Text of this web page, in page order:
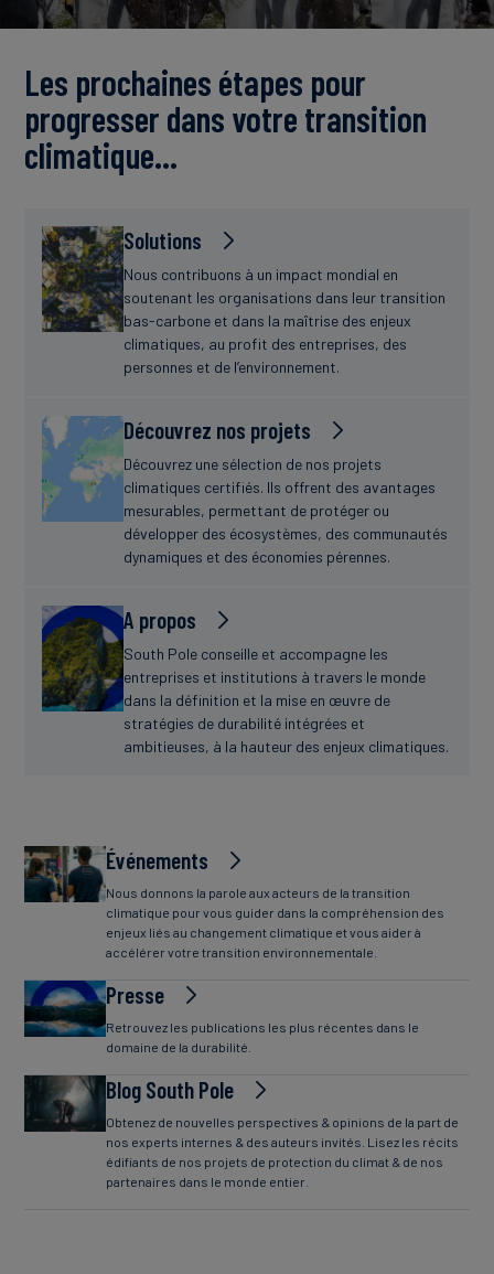
Les prochaines étapes pour
progresser dans votre transition
climatique…
Solutions
Nous contribuons à un impact mondial en
soutenant les organisations dans leur transition
bas-carbone et dans la maîtrise des enjeux
climatiques, au profit des entreprises, des
personnes et de l’environnement.
Découvrez nos projets
Découvrez une sélection de nos projets
climatiques certifiés. Ils offrent des avantages
mesurables, permettant de protéger ou
développer des écosystèmes, des communautés
dynamiques et des économies pérennes.
A propos
South Pole conseille et accompagne les
entreprises et institutions à travers le monde
dans la définition et la mise en œuvre de
stratégies de durabilité intégrées et
ambitieuses, à la hauteur des enjeux climatiques.
Événements
Nous donnons la parole aux acteurs de la transition
climatique pour vous guider dans la compréhension des
enjeux liés au changement climatique et vous aider à
accélérer votre transition environnementale.
Presse
Retrouvez les publications les plus récentes dans le
domaine de la durabilité.
Blog South Pole
Obtenez de nouvelles perspectives & opinions de la part de
nos experts internes & des auteurs invités. Lisez les récits
édifiants de nos projets de protection du climat & de nos
partenaires dans le monde entier.